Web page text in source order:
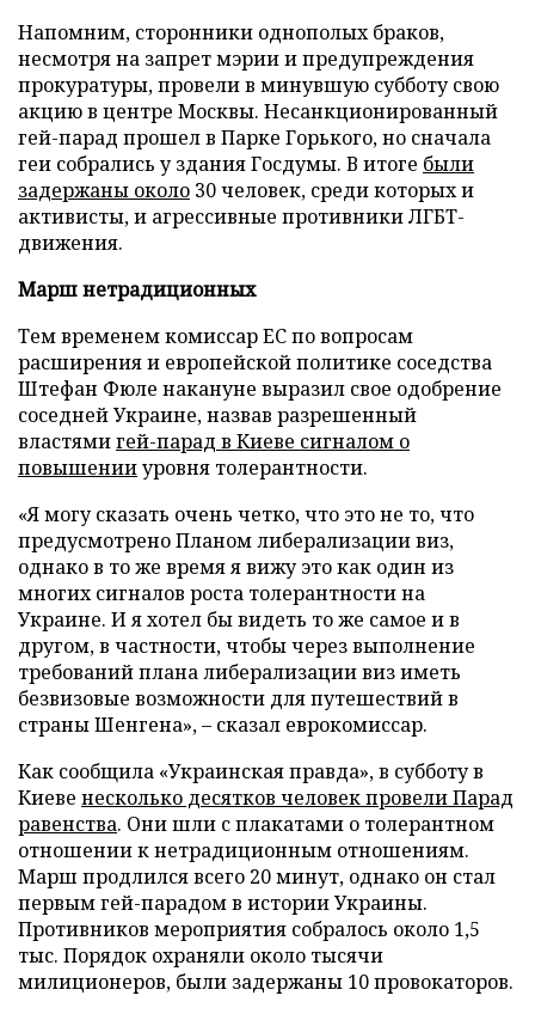
Напомним, сторонники однополых браков,
несмотря на запрет мэрии и предупреждения
прокуратуры, провели в минувшую субботу свою
акцию в центре Москвы. Несанкционированный
гей-парад прошел в Парке Горького, но сначала
геи собрались у здания Госдумы. В итоге были
задержаны около 30 человек, среди которых и
активисты, и агрессивные противники ЛГБТ-
движения.
Марш нетрадиционных
Тем временем комиссар ЕС по вопросам
расширения и европейской политике соседства
Штефан Фюле накануне выразил свое одобрение
соседней Украине, назвав разрешенный
властямигей-парад в Киеве сигналом о
повышенииуровня толерантности.
«Я могу сказать очень четко, что это не то, что
предусмотрено Планом либерализации виз,
однако в то же время я вижу это как один из
многих сигналов роста толерантности на
Украине. И я хотел бы видеть то же самое и в
другом, в частности, чтобы через выполнение
требований плана либерализации виз иметь
безвизовые возможности для путешествий в
страны Шенгена», – сказал еврокомиссар.
Как сообщила «Украинская правда», в субботу в
Киеве несколько десятков человек провели Парад
равенства. Они шли с плакатами о толерантном
отношении к нетрадиционным отношениям.
Марш продлился всего 20 минут, однако он стал
первым гей-парадом в истории Украины.
Противников мероприятия собралось около 1,5
тыс. Порядок охраняли около тысячи
милиционеров, были задержаны 10 провокаторов.